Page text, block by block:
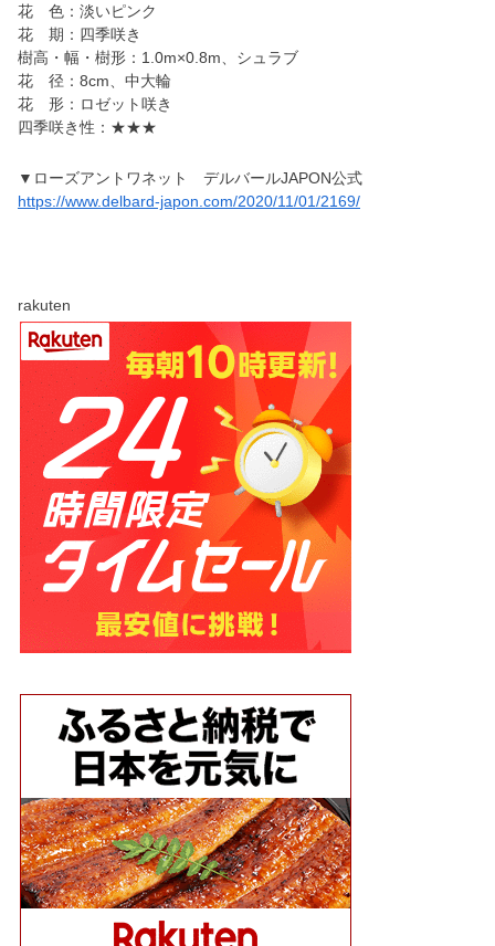
花 色：淡いピンク
花 期：四季咲き
樹高・幅・樹形：1.0m×0.8m、シュラブ
花 径：8cm、中大輪
花 形：ロゼット咲き
四季咲き性：★★★
▼ローズアントワネット デルバールJAPON公式
https://www.delbard-japon.com/2020/11/01/2169/
rakuten